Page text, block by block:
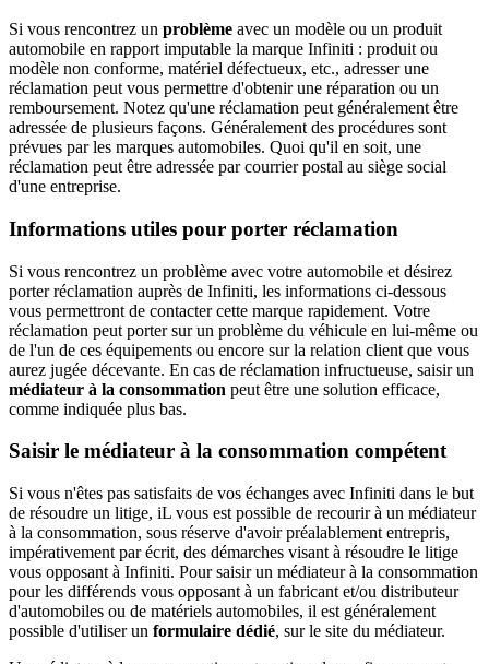
Si vous rencontrez un problème avec un modèle ou un produit
automobile en rapport imputable la marque Infiniti : produit ou
modèle non conforme, matériel défectueux, etc., adresser une
réclamation peut vous permettre d'obtenir une réparation ou un
remboursement. Notez qu'une réclamation peut généralement être
adressée de plusieurs façons. Généralement des procédures sont
prévues par les marques automobiles. Quoi qu'il en soit, une
réclamation peut être adressée par courrier postal au siège social
d'une entreprise.
Informations utiles pour porter réclamation
Si vous rencontrez un problème avec votre automobile et désirez
porter réclamation auprès de Infiniti, les informations ci-dessous
vous permettront de contacter cette marque rapidement. Votre
réclamation peut porter sur un problème du véhicule en lui-même ou
de l'un de ces équipements ou encore sur la relation client que vous
aurez jugée décevante. En cas de réclamation infructueuse, saisir un
médiateur à la consommation peut être une solution efficace,
comme indiquée plus bas.
Saisir le médiateur à la consommation compétent
Si vous n'êtes pas satisfaits de vos échanges avec Infiniti dans le but
de résoudre un litige, iL vous est possible de recourir à un médiateur
à la consommation, sous réserve d'avoir préalablement entrepris,
impérativement par écrit, des démarches visant à résoudre le litige
vous opposant à Infiniti. Pour saisir un médiateur à la consommation
pour les différends vous opposant à un fabricant et/ou distributeur
d'automobiles ou de matériels automobiles, il est généralement
possible d'utiliser un formulaire dédié, sur le site du médiateur.